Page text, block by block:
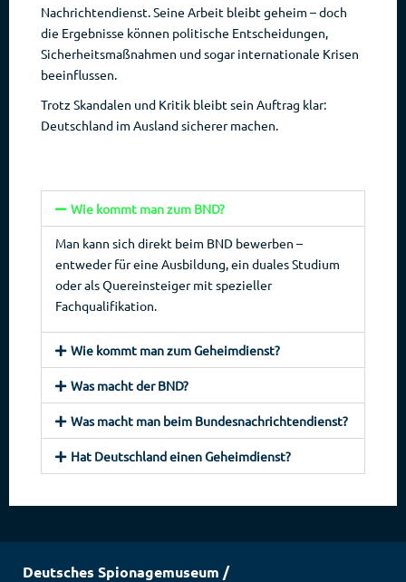
Nachrichtendienst. Seine Arbeit bleibt geheim – doch
die Ergebnisse können politische Entscheidungen,
Sicherheitsmaßnahmen und sogar internationale Krisen
beeinflussen.
Trotz Skandalen und Kritik bleibt sein Auftrag klar:
Deutschland im Ausland sicherer machen.
Wie kommt man zum BND?
Man kann sich direkt beim BND bewerben –
entweder für eine Ausbildung, ein duales Studium
oder als Quereinsteiger mit spezieller
Fachqualifikation.
Wie kommt man zum Geheimdienst?
Was macht der BND?
Was macht man beim Bundesnachrichtendienst?
Hat Deutschland einen Geheimdienst?
Deutsches Spionagemuseum /